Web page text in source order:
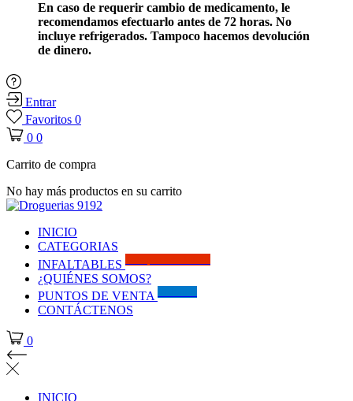
En caso de requerir cambio de medicamento, le
recomendamos efectuarlo antes de 72 horas. No
incluye refrigerados. Tampoco hacemos devolución
de dinero.
Entrar
Favoritos 0
0 0
Carrito de compra
No hay más productos en su carrito
INICIO
CATEGORIAS
INFALTABLES
¿QUIÉNES SOMOS?
PUNTOS DE VENTA
CONTÁCTENOS
0
INICIO